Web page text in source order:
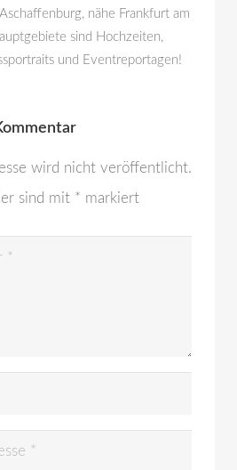
nähe Frankfurt am
sind Hochzeiten,
und Eventreportagen!
wird nicht veröffentlicht.
sind mit * markiert